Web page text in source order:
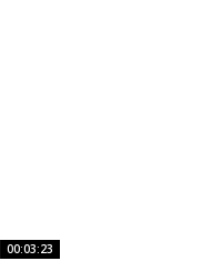
00:03:23